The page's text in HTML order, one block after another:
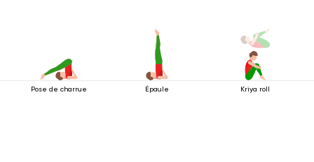
Pose de charrue Épaule Kriya roll